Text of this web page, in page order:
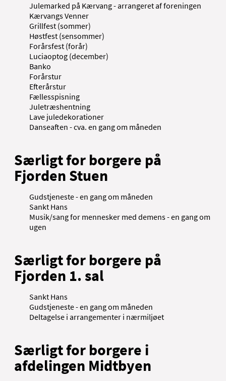
Julemarked på Kærvang - arrangeret af foreningen
Kærvangs Venner
Grillfest (sommer)
Høstfest (sensommer)
Forårsfest (forår)
Luciaoptog (december)
Banko
Forårstur
Efterårstur
Fællesspisning
Juletræshentning
Lave juledekorationer
Danseaften - cva. en gang om måneden
Særligt for borgere på
Fjorden Stuen
Gudstjeneste - en gang om måneden
Sankt Hans
Musik/sang for mennesker med demens - en gang om
ugen
Særligt for borgere på
Fjorden 1. sal
Sankt Hans
Gudstjeneste - en gang om måneden
Deltagelse i arrangementer i nærmiljøet
Særligt for borgere i
afdelingen Midtbyen